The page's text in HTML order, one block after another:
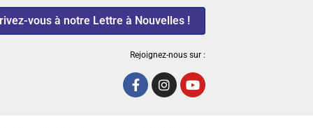
vous à notre Lettre à Nouvelles !
Rejoignez-nous sur :